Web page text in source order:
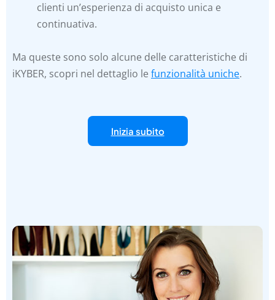
clienti un’esperienza di acquisto unica e
continuativa.
Ma queste sono solo alcune delle caratteristiche di
iKYBER, scopri nel dettaglio le funzionalità uniche.
Inizia subito